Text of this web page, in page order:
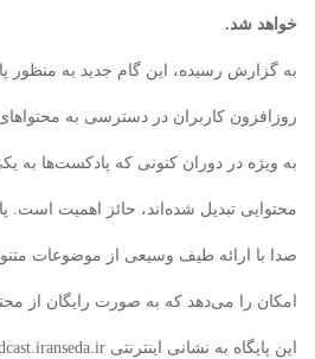
خواهد شد.
به گزارش رسیده، این گام جدید به منظور
روزافزون کاربران در دسترسی به
به ویژه در دوران کنونی که پادکست‌ها به
محتوایی تبدیل شده‌اند، حائز اهمیت است.
صدا با ارائه طیف وسیعی از موضوعات
امکان را می‌دهد که به صورت رایگان از